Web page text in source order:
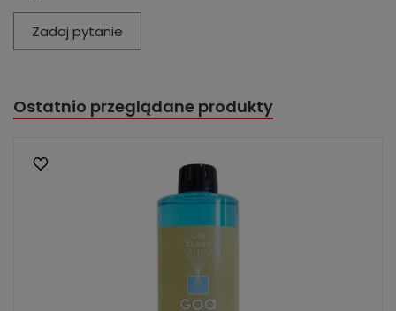
Zadaj pytanie
Ostatnio przeglądane produkty